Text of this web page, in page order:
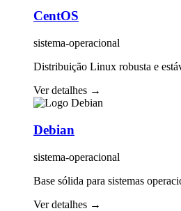
CentOS
sistema-operacional
Distribuição Linux robusta e
Ver detalhes →
Debian
sistema-operacional
Base sólida para sistemas
Ver detalhes →